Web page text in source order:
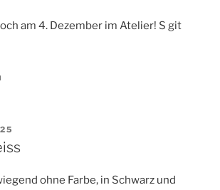
am 4. Dezember im Atelier! S git
ohne Farbe, in Schwarz und